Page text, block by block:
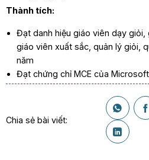
Thành tích:
Đạt danh hiệu giáo viên dạy giỏi,
giáo viên xuất sắc, quản lý giỏi,
năm
Đạt chứng chỉ MCE của Microsoft
Chia sẻ bài viết: